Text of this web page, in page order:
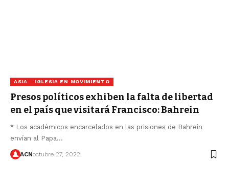
ASIA IGLESIA EN MOVIMIENTO
Presos políticos exhiben la falta de libertad
en el país que visitará Francisco: Bahrein
* Los académicos encarcelados en las prisiones de Bahrein
envían al Papa…
ACNoctubre 27, 2022